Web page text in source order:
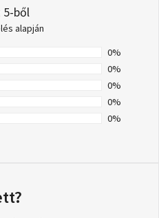
5-ből
alapján
0%
0%
0%
0%
0%